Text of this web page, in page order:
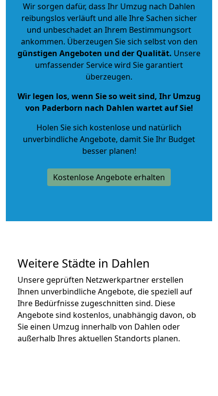
Wir sorgen dafür, dass Ihr Umzug nach Dahlen
reibungslos verläuft und alle Ihre Sachen sicher
und unbeschadet an Ihrem Bestimmungsort
ankommen. Überzeugen Sie sich selbst von den
günstigen Angeboten und der Qualität. Unsere
umfassender Service wird Sie garantiert
überzeugen.
Wir legen los, wenn Sie so weit sind, Ihr Umzug
von Paderborn nach Dahlen wartet auf Sie!
Holen Sie sich kostenlose und natürlich
unverbindliche Angebote, damit Sie Ihr Budget
besser planen!
Kostenlose Angebote erhalten
Weitere Städte in Dahlen
Unsere geprüften Netzwerkpartner erstellen
Ihnen unverbindliche Angebote, die speziell auf
Ihre Bedürfnisse zugeschnitten sind. Diese
Angebote sind kostenlos, unabhängig davon, ob
Sie einen Umzug innerhalb von Dahlen oder
außerhalb Ihres aktuellen Standorts planen.